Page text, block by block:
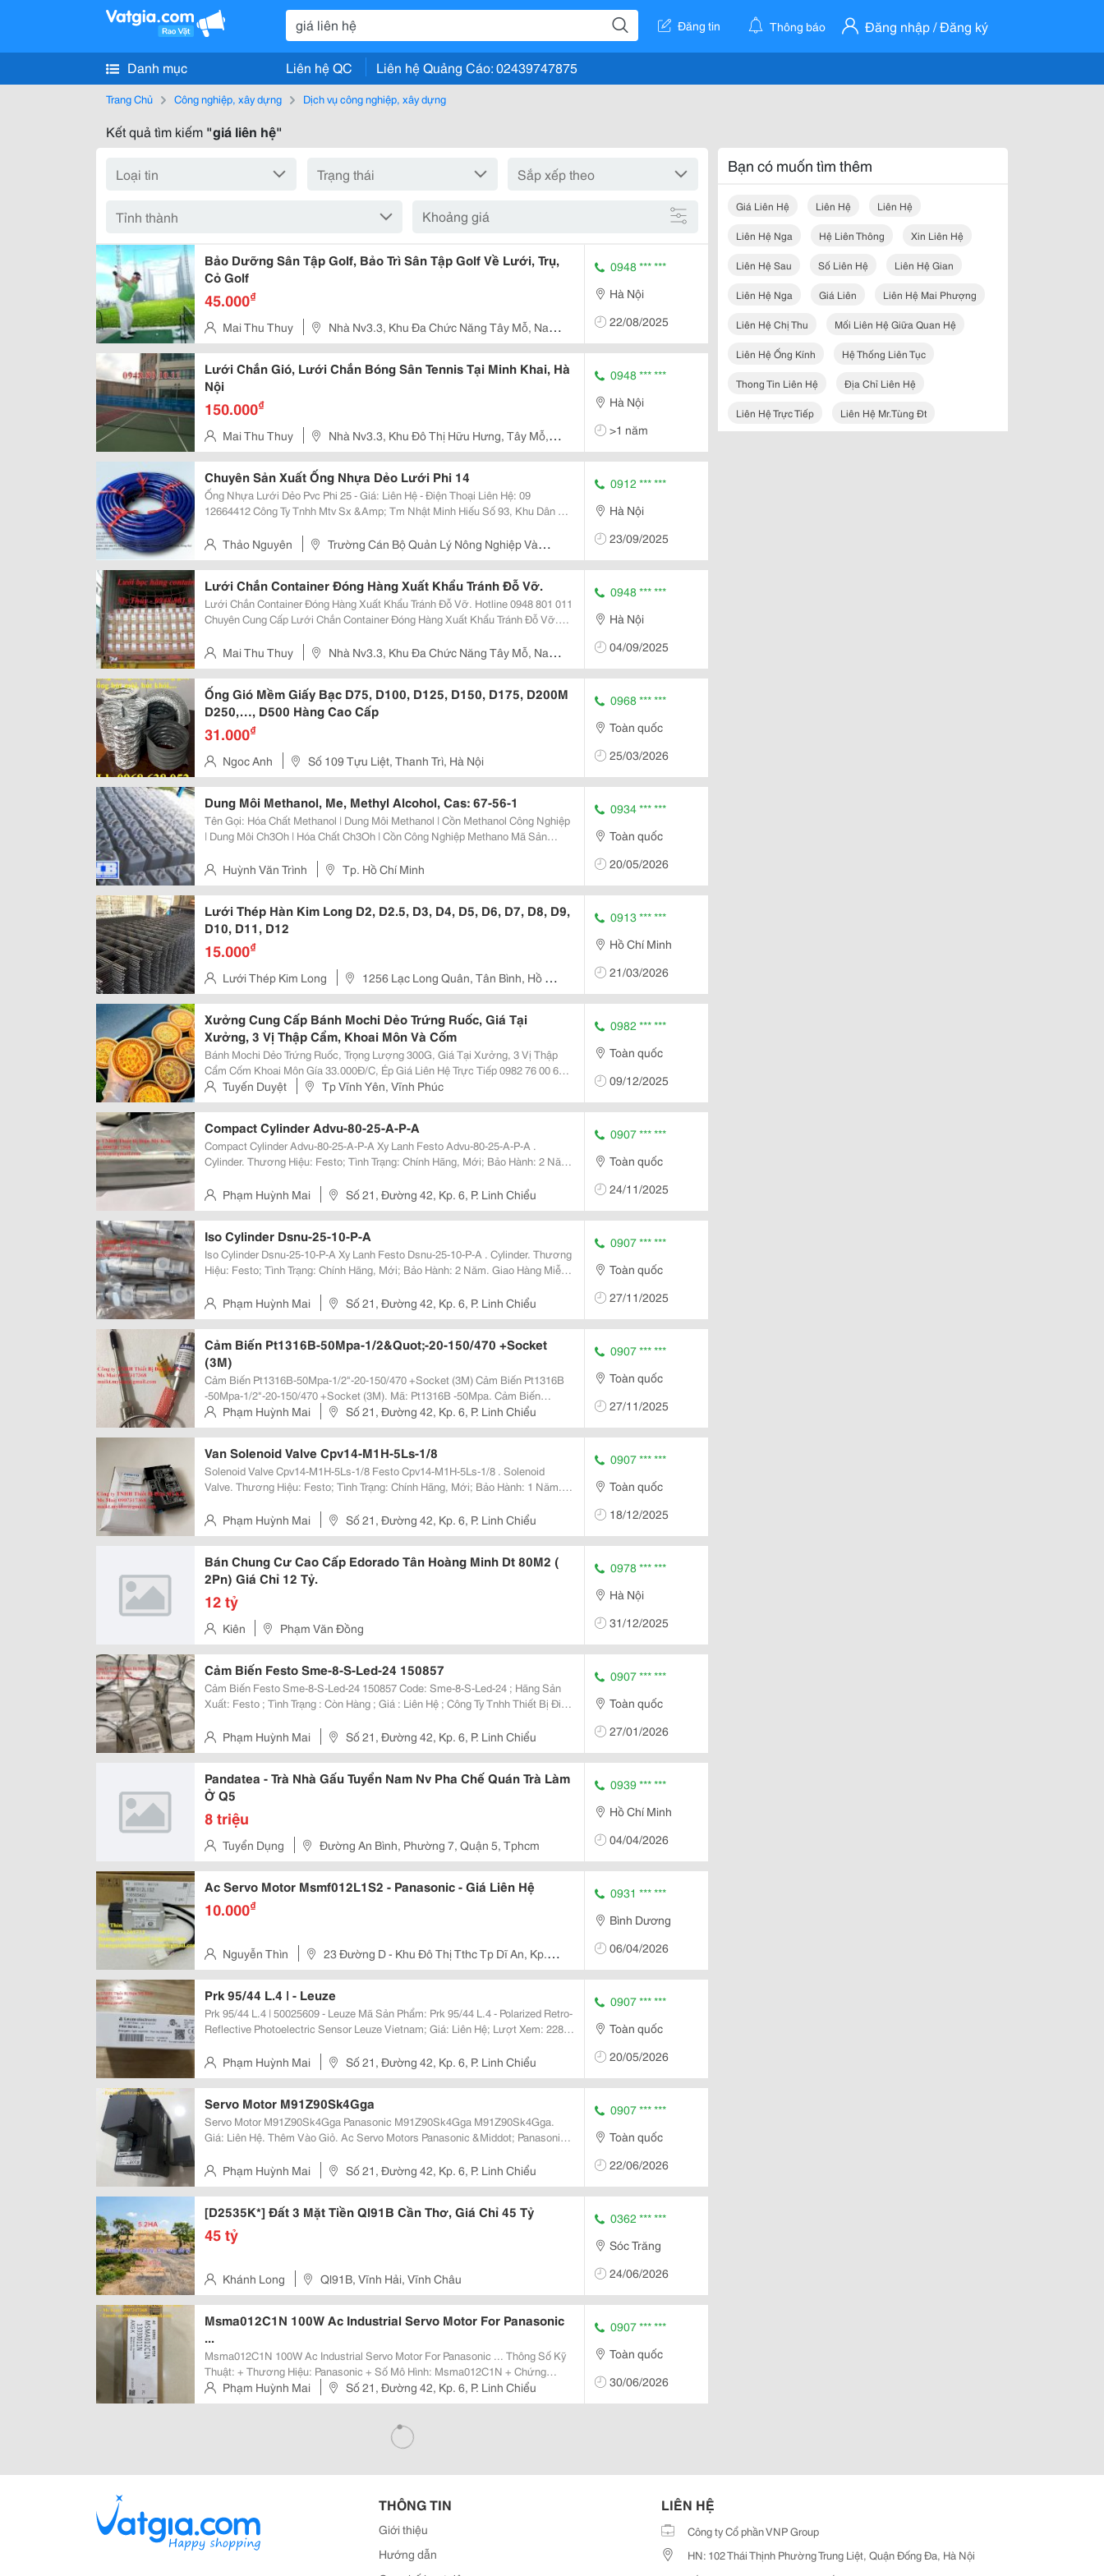
Đăng tin Thông báo Đăng nhập / Đăng ký
Danh mục Liên hệ QC Liên hệ Quảng Cáo: 02439747875
Trang Chủ Công nghiệp, xây dựng Dịch vụ công nghiệp, xây dựng
Kết quả tìm kiếm "giá liên hệ"
Khoảng giá
Bảo Dưỡng Sân Tập Golf, Bảo Trì Sân Tập Golf Về Lưới, Trụ,
Cỏ Golf
45.000₫
Mai Thu Thuy
Nhà Nv3.3, Khu Đa Chức Năng Tây Mỗ, Nam
Từ Liêm, Hà Nội
0948 *** ***
Hà Nội
22/08/2025
Lưới Chắn Gió, Lưới Chắn Bóng Sân Tennis Tại Minh Khai, Hà
Nội
150.000₫
Mai Thu Thuy
Nhà Nv3.3, Khu Đô Thị Hữu Hưng, Tây Mỗ,
Hà Nội
0948 *** ***
Hà Nội
>1 năm
Chuyên Sản Xuất Ống Nhựa Dẻo Lưới Phi 14
Ống Nhựa Lưới Dẻo Pvc Phi 25 - Giá: Liên Hệ - Điện Thoại Liên Hệ: 09
12664412 Công Ty Tnhh Mtv Sx &Amp; Tm Nhật Minh Hiếu Số 93, Khu Dân Cư
4, Phường Trảng Dài, Tp. Biên...
Thảo Nguyên
Trường Cán Bộ Quản Lý Nông Nghiệp Và
Phát Triểm Nông Thôn
0912 *** ***
Hà Nội
23/09/2025
Lưới Chắn Container Đóng Hàng Xuất Khẩu Tránh Đỗ Vỡ.
Lưới Chắn Container Đóng Hàng Xuất Khẩu Tránh Đỗ Vỡ. Hotline 0948 801 011
Chuyên Cung Cấp Lưới Chắn Container Đóng Hàng Xuất Khẩu Tránh Đỗ Vỡ.
Giá: Liên Hệ 0948 801
Mai Thu Thuy
Nhà Nv3.3, Khu Đa Chức Năng Tây Mỗ, Nam
Từ Liêm, Hà Nội
0948 *** ***
Hà Nội
04/09/2025
Ống Gió Mềm Giấy Bạc D75, D100, D125, D150, D175, D200M
D250,…, D500 Hàng Cao Cấp
31.000₫
Ngoc Anh Số 109 Tựu Liệt, Thanh Trì, Hà Nội
0968 *** ***
Toàn quốc
25/03/2026
Dung Môi Methanol, Me, Methyl Alcohol, Cas: 67-56-1
Tên Gọi: Hóa Chất Methanol | Dung Môi Methanol | Cồn Methanol Công Nghiệp
| Dung Môi Ch3Oh | Hóa Chất Ch3Oh | Cồn Công Nghiệp Methano Mã Sản
0934588817, Zalo: 0933940479...
Huỳnh Văn Trình Tp. Hồ Chí Minh
0934 *** ***
Toàn quốc
20/05/2026
Lưới Thép Hàn Kim Long D2, D2.5, D3, D4, D5, D6, D7, D8, D9,
D10, D11, D12
15.000₫
Lưới Thép Kim Long
1256 Lạc Long Quân, Tân Bình, Hồ Chí
Minh, Việt Nam
0913 *** ***
Hồ Chí Minh
21/03/2026
Xưởng Cung Cấp Bánh Mochi Dẻo Trứng Ruốc, Giá Tại
Xưởng, 3 Vị Thập Cẩm, Khoai Môn Và Cốm
Bánh Mochi Dẻo Trứng Ruốc, Trọng Lượng 300G, Giá Tại Xưởng, 3 Vị Thập
Cẩm Cốm Khoai Môn Gía 33.000Đ/C, Ép Giá Liên Hệ Trực Tiếp 0982 76 00 69
#Banhmochi #Mochicom #Mochikhoaimon #Mochithapcam
Tuyến Duyệt Tp Vĩnh Yên, Vĩnh Phúc
0982 *** ***
Toàn quốc
09/12/2025
Compact Cylinder Advu-80-25-A-P-A
Compact Cylinder Advu-80-25-A-P-A Xy Lanh Festo Advu-80-25-A-P-A .
Cylinder. Thương Hiệu: Festo; Tình Trạng: Chính Hãng, Mới; Bảo Hành: 2 Năm.
Kim, Http://Thietbidienmyki...
Phạm Huỳnh Mai Số 21, Đường 42, Kp. 6, P. Linh Chiểu
0907 *** ***
Toàn quốc
24/11/2025
Iso Cylinder Dsnu-25-10-P-A
Iso Cylinder Dsnu-25-10-P-A Xy Lanh Festo Dsnu-25-10-P-A . Cylinder. Thương
Hiệu: Festo; Tình Trạng: Chính Hãng, Mới; Bảo Hành: 2 Năm. Giao Hàng Miễn
Http://Thietbidienmykim.com/ ...
Phạm Huỳnh Mai Số 21, Đường 42, Kp. 6, P. Linh Chiểu
0907 *** ***
Toàn quốc
27/11/2025
Cảm Biến Pt1316B-50Mpa-1/2&Quot;-20-150/470 +Socket
(3M)
Cảm Biến Pt1316B-50Mpa-1/2"-20-150/470 +Socket (3M) Cảm Biến Pt1316B
-50Mpa-1/2"-20-150/470 +Socket (3M). Mã: Pt1316B -50Mpa. Cảm Biến
Pt1316B -50Mpa-1/2"-20-150/470 +Socket (3M). Giá : Liên Hệ. Sản Phẩm Liên
Quan. Công Ty Tnhh Thiết Bị...
Phạm Huỳnh Mai Số 21, Đường 42, Kp. 6, P. Linh Chiểu
0907 *** ***
Toàn quốc
27/11/2025
Van Solenoid Valve Cpv14-M1H-5Ls-1/8
Solenoid Valve Cpv14-M1H-5Ls-1/8 Festo Cpv14-M1H-5Ls-1/8 . Solenoid
Valve. Thương Hiệu: Festo; Tình Trạng: Chính Hãng, Mới; Bảo Hành: 1 Năm.
Kim, Http://Thietbidienmykim....
Phạm Huỳnh Mai Số 21, Đường 42, Kp. 6, P. Linh Chiểu
0907 *** ***
Toàn quốc
18/12/2025
Bán Chung Cư Cao Cấp Edorado Tân Hoàng Minh Dt 80M2 (
2Pn) Giá Chỉ 12 Tỷ.
12 tỷ
Kiên Phạm Văn Đồng
0978 *** ***
Hà Nội
31/12/2025
Cảm Biến Festo Sme-8-S-Led-24 150857
Cảm Biến Festo Sme-8-S-Led-24 150857 Code: Sme-8-S-Led-24 ; Hãng Sản
Xuất: Festo ; Tình Trạng : Còn Hàng ; Giá : Liên Hệ ; Công Ty Tnhh Thiết Bị Điện
Bị Điện Tự Động...
Phạm Huỳnh Mai Số 21, Đường 42, Kp. 6, P. Linh Chiểu
0907 *** ***
Toàn quốc
27/01/2026
Pandatea - Trà Nhà Gấu Tuyển Nam Nv Pha Chế Quán Trà Làm
Ở Q5
8 triệu
Tuyển Dụng Đường An Bình, Phường 7, Quận 5, Tphcm
0939 *** ***
Hồ Chí Minh
04/04/2026
Ac Servo Motor Msmf012L1S2 - Panasonic - Giá Liên Hệ
10.000₫
Nguyễn Thìn
23 Đường D - Khu Đô Thị Tthc Tp Dĩ An, Kp.
Nhị Đồng 2, P. Dĩ An, Tp. Dĩ An, Tỉnh Bình Dương, Việt Nam
0931 *** ***
Bình Dương
06/04/2026
Prk 95/44 L.4 | - Leuze
Prk 95/44 L.4 | 50025609 - Leuze Mã Sản Phẩm: Prk 95/44 L.4 - Polarized Retro-
Reflective Photoelectric Sensor Leuze Vietnam; Giá: Liên Hệ; Lượt Xem: 2282;
Http://Thietbidienmy...
Phạm Huỳnh Mai Số 21, Đường 42, Kp. 6, P. Linh Chiểu
0907 *** ***
Toàn quốc
20/05/2026
Servo Motor M91Z90Sk4Gga
Servo Motor M91Z90Sk4Gga Panasonic M91Z90Sk4Gga M91Z90Sk4Gga.
Giá: Liên Hệ. Thêm Vào Giỏ. Ac Servo Motors Panasonic &Middot; Panasonic
Tnhh Thiết Bị Điện Mỹ Kim,...
Phạm Huỳnh Mai Số 21, Đường 42, Kp. 6, P. Linh Chiểu
0907 *** ***
Toàn quốc
22/06/2026
[D2535K*] Đất 3 Mặt Tiền Ql91B Cần Thơ, Giá Chỉ 45 Tỷ
45 tỷ
Khánh Long Ql91B, Vĩnh Hải, Vĩnh Châu
0362 *** ***
Sóc Trăng
24/06/2026
Msma012C1N 100W Ac Industrial Servo Motor For Panasonic
...
Msma012C1N 100W Ac Industrial Servo Motor For Panasonic ... Thông Số Kỹ
Thuật: + Thương Hiệu: Panasonic + Số Mô Hình: Msma012C1N + Chứng
Nhận: Ce + Nơi Xuất Xứ: Nhật Bản + Moq: 1 + Giá: Liên Hệ Công Ty Tnhh
Thiết Bị Điện Mỹ Kim,...
Phạm Huỳnh Mai Số 21, Đường 42, Kp. 6, P. Linh Chiểu
0907 *** ***
Toàn quốc
30/06/2026
Bạn có muốn tìm thêm
Giá Liên Hệ Liên Hệ Liên Hệ
Liên Hệ Nga Hệ Liên Thông Xin Liên Hệ
Liên Hệ Sau Số Liên Hệ Liên Hệ Gian
Liên Hệ Nga Giá Liên Liên Hệ Mai Phượng
Liên Hệ Chị Thu Mối Liên Hệ Giữa Quan Hệ
Liên Hệ Ống Kính Hệ Thống Liên Tục
Thong Tin Liên Hệ Địa Chỉ Liên Hệ
Liên Hệ Trực Tiếp Liên Hệ Mr.tùng Đt
THÔNG TIN
Giới thiệu
Hướng dẫn
LIÊN HỆ
Công ty Cổ phần VNP Group
HN: 102 Thái Thịnh Phường Trung Liệt, Quận Đống Đa, Hà Nội